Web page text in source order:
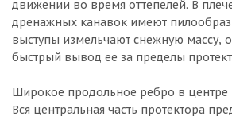
движении во время оттепелей. В
дренажных канавок имеют
выступы измельчают снежную массу,
быстрый вывод ее за пределы
Широкое продольное ребро в центре
Вся центральная часть протектора